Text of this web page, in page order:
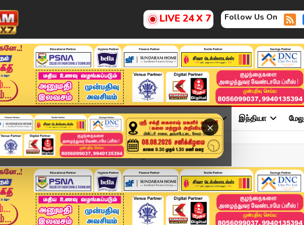
LIVE 24 X 7 Follow Us On
×
அண்மை தமிழ்நாடு சினிமா அரசியல் விளையாட்டு இந்தியா
🔴Live: காலை 10 மணி Headlines | இன்றைய முக்கிய ...